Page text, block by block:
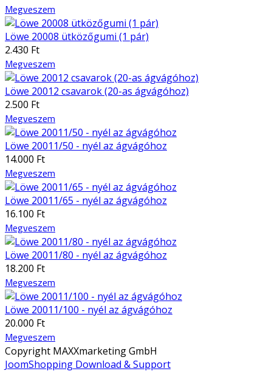
Megveszem
Löwe 20008 ütközőgumi (1 pár)
2.430 Ft
Megveszem
Löwe 20012 csavarok (20-as ágvágóhoz)
2.500 Ft
Megveszem
Löwe 20011/50 - nyél az ágvágóhoz
14.000 Ft
Megveszem
Löwe 20011/65 - nyél az ágvágóhoz
16.100 Ft
Megveszem
Löwe 20011/80 - nyél az ágvágóhoz
18.200 Ft
Megveszem
Löwe 20011/100 - nyél az ágvágóhoz
20.000 Ft
Megveszem
Copyright MAXXmarketing GmbH
JoomShopping Download & Support